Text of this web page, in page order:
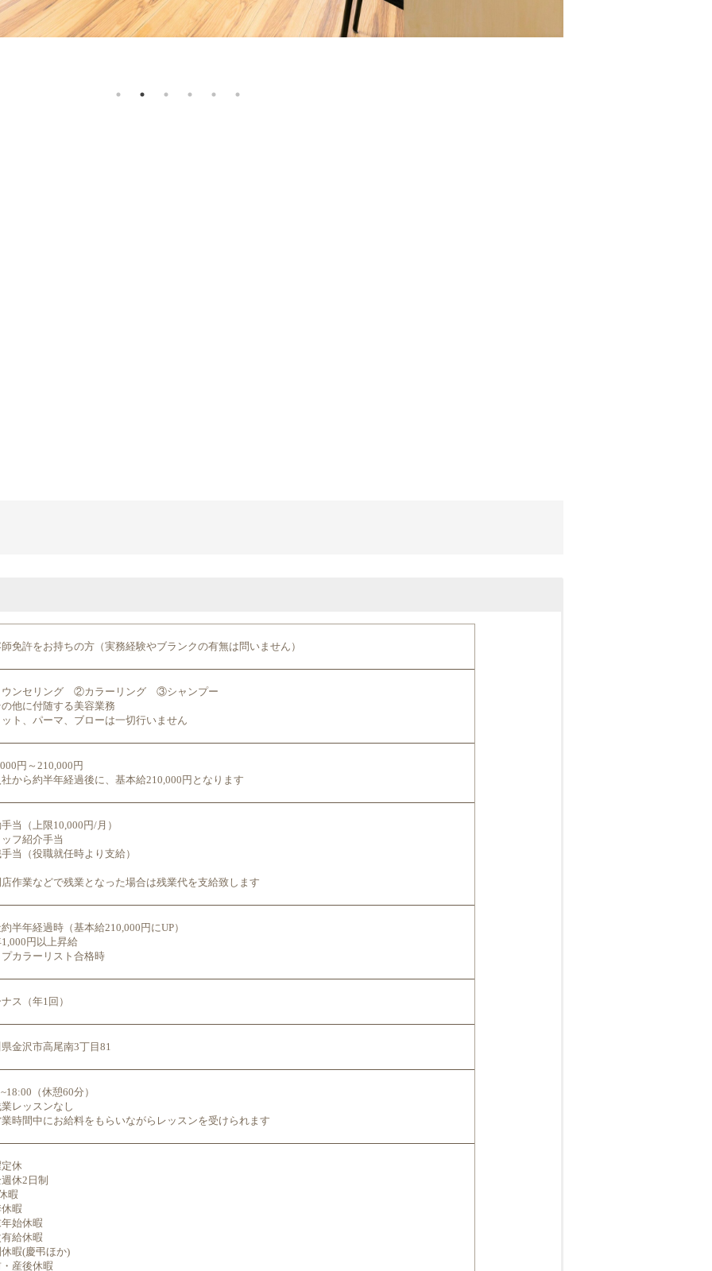
免許をお持ちの方（実務経験やブランクの有無は問いません）
ンセリング ②カラーリング ③シャンプー
他に付随する美容業務
ト、パーマ、ブローは一切行いません
円～210,000円
から約半年経過後に、基本給210,000円となります
当（上限10,000円/月）
フ紹介手当
当（役職就任時より支給）
作業などで残業となった場合は残業代を支給致します
半年経過時（基本給210,000円にUP）
円以上昇給
カラーリスト合格時
ス（年1回）
金沢市高尾南3丁目81
（休憩60分）
レッスンなし
時間中にお給料をもらいながらレッスンを受けられます
休
休2日制
暇
暇
始休暇
給休暇
暇(慶弔ほか)
産後休暇